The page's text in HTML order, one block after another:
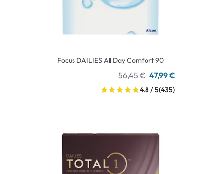
Focus DAILIES All Day Comfort 90
56,45 € 47,99 €
4.8 / 5(435)